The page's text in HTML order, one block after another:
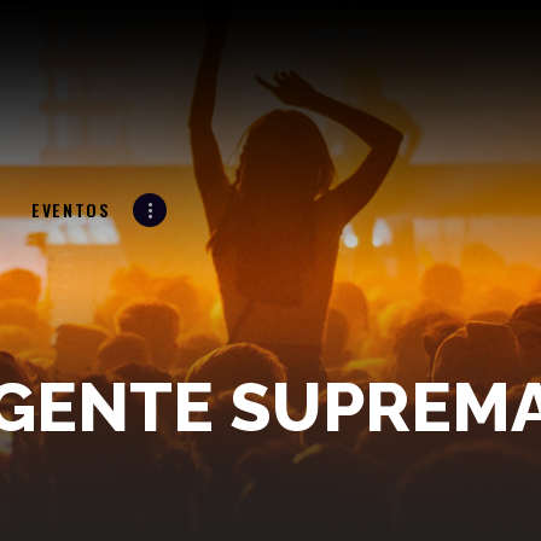
EVENTOS
LA 961
LA SUPREMA ESTACIÓN
LA RADIO
PROGRAMACIÓN
EVENTOS
BLOG
CONTACTO